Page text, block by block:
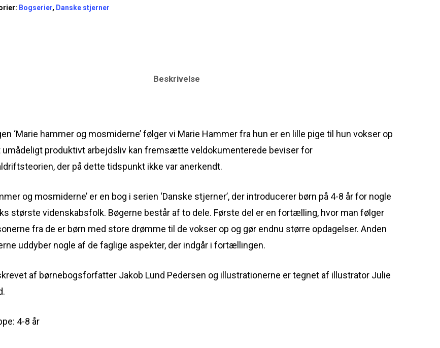
Bogserier, Danske stjerner
Beskrivelse
‘Marie hammer og mosmiderne’ følger vi Marie Hammer fra hun er en lille pige til hun vokser op
umådeligt produktivt arbejdsliv kan fremsætte veldokumenterede beviser for
der på dette tidspunkt ikke var anerkendt.
og mosmiderne’ er en bog i serien ‘Danske stjerner’, der introducerer børn på 4-8 år for nogle
største videnskabsfolk. Bøgerne består af to dele. Første del er en fortælling, hvor man følger
fra de er børn med store drømme til de vokser op og gør endnu større opdagelser. Anden
uddyber nogle af de faglige aspekter, der indgår i fortællingen.
af børnebogsforfatter Jakob Lund Pedersen og illustrationerne er tegnet af illustrator Julie
4-8 år